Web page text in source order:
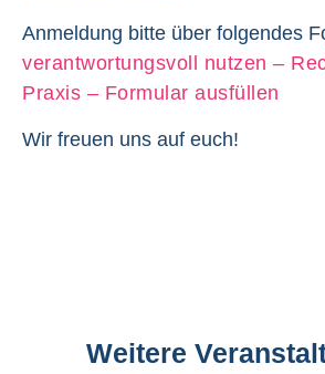
Anmeldung bitte über folgendes
verantwortungsvoll nutzen –
Praxis – Formular ausfüllen
Wir freuen uns auf euch!
Weitere